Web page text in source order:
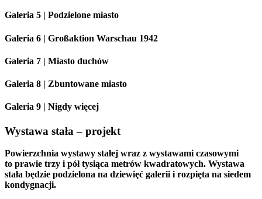
Galeria 5 | Podzielone miasto
Galeria 6 | Großaktion Warschau 1942
Galeria 7 | Miasto duchów
Galeria 8 | Zbuntowane miasto
Galeria 9 | Nigdy więcej
Wystawa stała – projekt
Powierzchnia wystawy stałej wraz z wystawami czasowymi
to prawie trzy i pół tysiąca metrów kwadratowych. Wystawa
stała będzie podzielona na dziewięć galerii i rozpięta na siedem
kondygnacji.